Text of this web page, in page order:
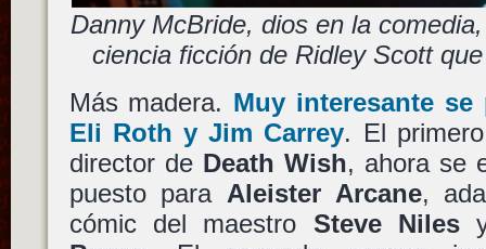
Danny McBride, dios en la
ciencia ficción de Ridley Scott
Más madera. Muy interesante
Eli Roth yJim Carrey. El
director de Death Wish, ahora se
puesto para Aleister Arcane,
cómic del maestro Steve Niles